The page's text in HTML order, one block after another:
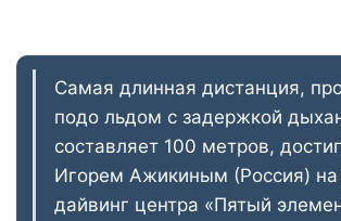
Самая длинная дистанция,
подо льдом с задержкой
составляет 100 метров,
Игорем Ажикиным (Россия) на
дайвинг центра «Пятый